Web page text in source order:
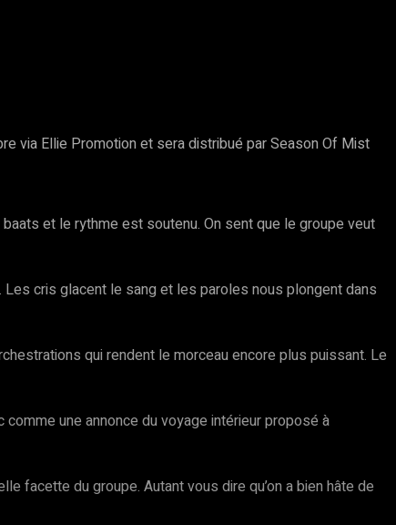
via Ellie Promotion et sera distribué par Season Of Mist
et le rythme est soutenu. On sent que le groupe veut
cris glacent le sang et les paroles nous plongent dans
qui rendent le morceau encore plus puissant. Le
une annonce du voyage intérieur proposé à
facette du groupe. Autant vous dire qu’on a bien hâte de